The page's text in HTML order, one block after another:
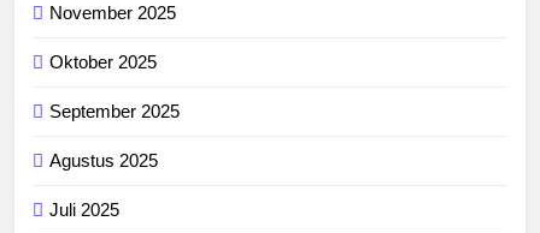
November 2025
Oktober 2025
September 2025
Agustus 2025
Juli 2025